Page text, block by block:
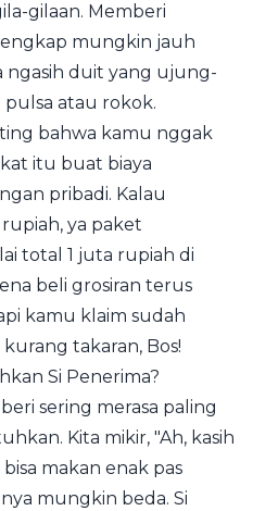
gilaan. Memberi
mungkin jauh
ngasih duit yang ujung-
atau rokok.
bahwa kamu nggak
itu buat biaya
pribadi. Kalau
ya paket
total 1 juta rupiah di
beli grosiran terus
kamu klaim sudah
takaran, Bos!
Si Penerima?
sering merasa paling
Kita mikir, "Ah, kasih
makan enak pas
mungkin beda. Si